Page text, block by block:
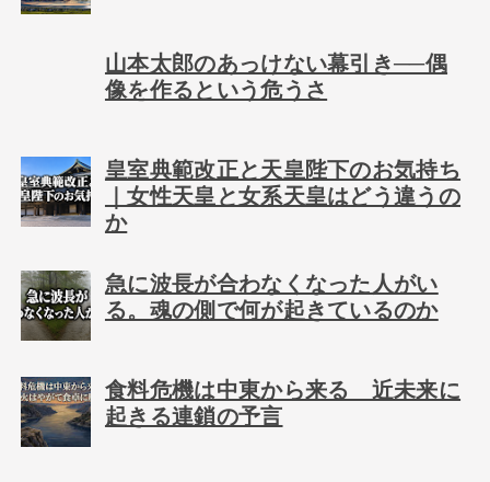
山本太郎のあっけない幕引き──偶
像を作るという危うさ
皇室典範改正と天皇陛下のお気持ち
｜女性天皇と女系天皇はどう違うの
か
急に波長が合わなくなった人がい
る。魂の側で何が起きているのか
食料危機は中東から来る 近未来に
起きる連鎖の予言